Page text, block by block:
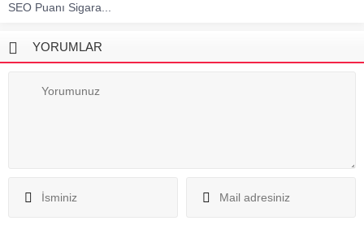
SEO Puanı Sigara...
YORUMLAR